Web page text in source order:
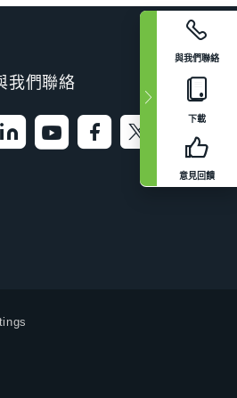
與我們聯絡
下載
意見回饋
我們聯絡